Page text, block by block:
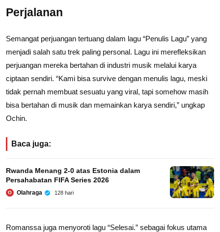
Perjalanan
Semangat perjuangan tertuang dalam lagu “Penulis Lagu” yang
menjadi salah satu trek paling personal. Lagu ini merefleksikan
perjuangan mereka bertahan di industri musik melalui karya
ciptaan sendiri. “Kami bisa survive dengan menulis lagu, meski
tidak pernah membuat sesuatu yang viral, tapi somehow masih
bisa bertahan di musik dan memainkan karya sendiri,” ungkap
Ochin.
Baca juga:
Rwanda Menang 2-0 atas Estonia dalam
Persahabatan FIFA Series 2026
O Olahraga 128 hari
Romanssa juga menyoroti lagu “Selesai.” sebagai fokus utama